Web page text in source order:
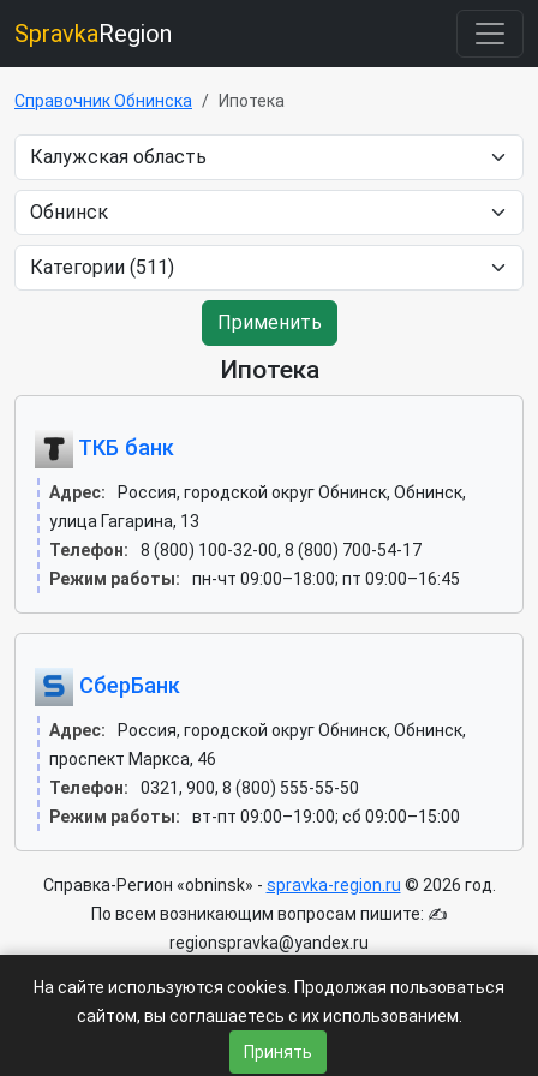
SpravkaRegion
Справочник Обнинска Ипотека
Применить
Ипотека
ТКБ банк
Адрес:
Россия, городской округ Обнинск, Обнинск,
улица Гагарина, 13
Телефон:
8 (800) 100-32-00, 8 (800) 700-54-17
Режим работы:
пн-чт 09:00–18:00; пт 09:00–16:45
СберБанк
Адрес:
Россия, городской округ Обнинск, Обнинск,
проспект Маркса, 46
Телефон:
0321, 900, 8 (800) 555-55-50
Режим работы:
вт-пт 09:00–19:00; сб 09:00–15:00
Справка-Регион «obninsk» - spravka-region.ru © 2026 год.
По всем возникающим вопросам пишите: ✍
regionspravka@yandex.ru
ограничения 6+.
Пользовательское соглашение|Политика конфиденциальности
На сайте используются cookies. Продолжая пользоваться
сайтом, вы соглашаетесь с их использованием.
Принять